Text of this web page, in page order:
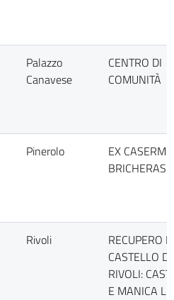
Palazzo
Canavese
CENTRO DI
COMUNITÀ
Pinerolo
EX CASERME
Rivoli
RECUPERO
CASTELLO DI
RIVOLI:
E MANICA